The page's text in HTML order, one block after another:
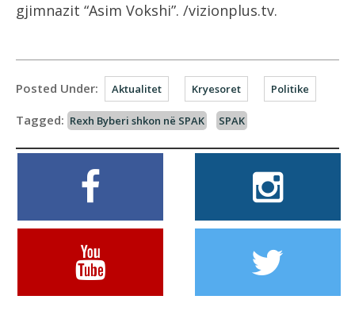
gjimnazit “Asim Vokshi”. /vizionplus.tv.
Posted Under: Aktualitet Kryesoret Politike
Tagged: Rexh Byberi shkon në SPAK SPAK